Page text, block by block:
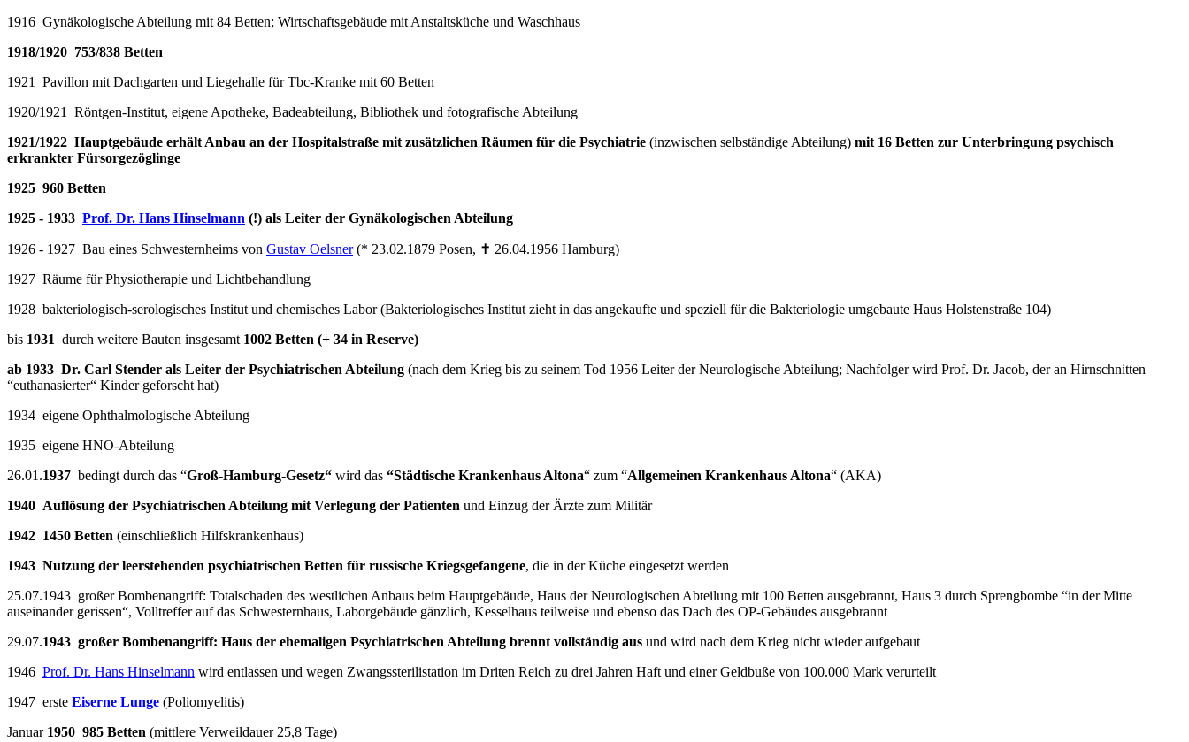
1916 Gynäkologische Abteilung mit 84 Betten; Wirtschaftsgebäude mit Anstaltsküche und Waschhaus
1918/1920 753/838 Betten
1921 Pavillon mit Dachgarten und Liegehalle für Tbc-Kranke mit 60 Betten
1920/1921 Röntgen-Institut, eigene Apotheke, Badeabteilung, Bibliothek und fotografische Abteilung
1921/1922 Hauptgebäude erhält Anbau an der Hospitalstraße mit zusätzlichen Räumen für die Psychiatrie (inzwischen selbständige Abteilung) mit 16 Betten zur Unterbringung psychisch
erkrankter Fürsorgezöglinge
1925 960 Betten
1925 - 1933 Prof. Dr. Hans Hinselmann (!) als Leiter der Gynäkologischen Abteilung
1926 - 1927 Bau eines Schwesternheims von Gustav Oelsner(* 23.02.1879 Posen, ✝ 26.04.1956 Hamburg)
1927 Räume für Physiotherapie und Lichtbehandlung
1928 bakteriologisch-serologisches Institut und chemisches Labor (Bakteriologisches Institut zieht in das angekaufte und speziell für die Bakteriologie umgebaute Haus Holstenstraße 104)
bis 1931 durch weitere Bauten insgesamt 1002 Betten (+ 34 in Reserve)
ab 1933 Dr. Carl Stender als Leiter der Psychiatrischen Abteilung (nach dem Krieg bis zu seinem Tod 1956 Leiter der Neurologische Abteilung; Nachfolger wird Prof. Dr. Jacob, der an Hirnschnitten
“euthanasierter“ Kinder geforscht hat)
1934 eigene Ophthalmologische Abteilung
1935 eigene HNO-Abteilung
26.01.1937 bedingt durch das “Groß-Hamburg-Gesetz“ wird das “Städtische Krankenhaus Altona“ zum “Allgemeinen Krankenhaus Altona“ (AKA)
1940 Auflösung der Psychiatrischen Abteilung mit Verlegung der Patienten und Einzug der Ärzte zum Militär
1942 1450 Betten (einschließlich Hilfskrankenhaus)
1943 Nutzung der leerstehenden psychiatrischen Betten für russische Kriegsgefangene, die in der Küche eingesetzt werden
25.07.1943 großer Bombenangriff: Totalschaden des westlichen Anbaus beim Hauptgebäude, Haus der Neurologischen Abteilung mit 100 Betten ausgebrannt, Haus 3 durch Sprengbombe “in der Mitte
auseinander gerissen“, Volltreffer auf das Schwesternhaus, Laborgebäude gänzlich, Kesselhaus teilweise und ebenso das Dach des OP-Gebäudes ausgebrannt
29.07.1943 großer Bombenangriff: Haus der ehemaligen Psychiatrischen Abteilung brennt vollständig aus und wird nach dem Krieg nicht wieder aufgebaut
1946 Prof. Dr. Hans Hinselmann wird entlassen und wegen Zwangssterilistation im Driten Reich zu drei Jahren Haft und einer Geldbuße von 100.000 Mark verurteilt
1947 erste Eiserne Lunge (Poliomyelitis)
Januar 1950 985 Betten (mittlere Verweildauer 25,8 Tage)